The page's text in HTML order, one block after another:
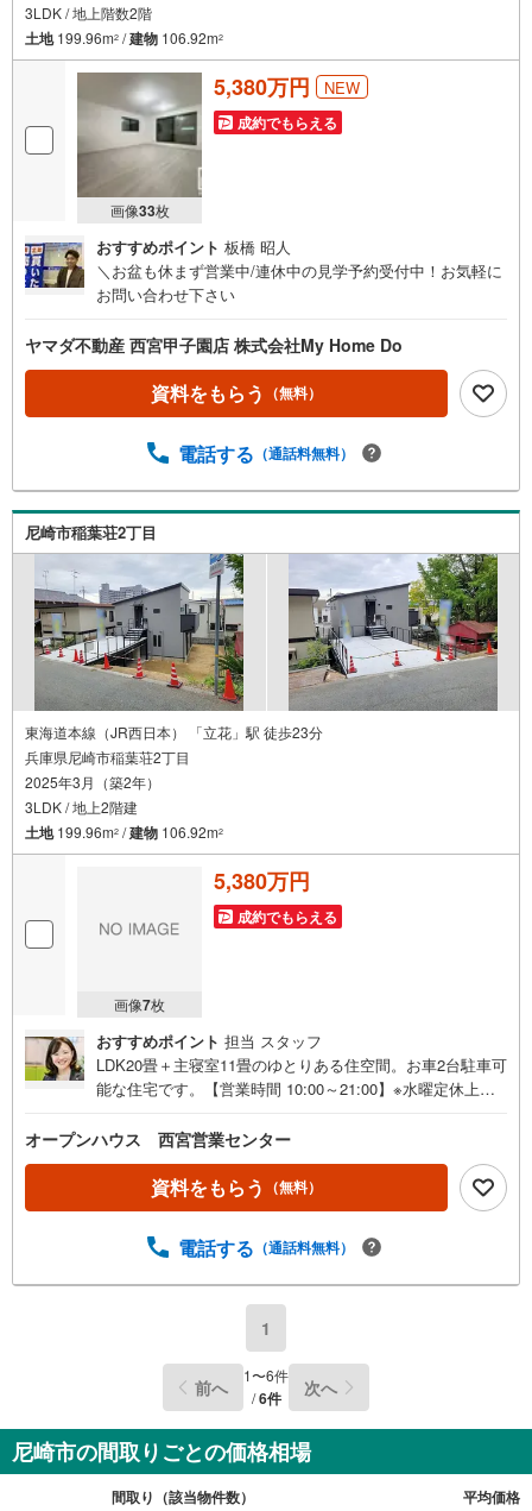
3LDK / 地上階数2階
土地199.96m2 /建物 106.92m2
画像33枚
5,380万円 NEW
成約でもらえる
おすすめポイント 板橋 昭人
＼お盆も休まず営業中/連休中の見学予約受付中！お気軽に
お問い合わせ下さい
ヤマダ不動産 西宮甲子園店 株式会社My Home Do
資料をもらう （無料）
電話する （通話料無料）
尼崎市稲葉荘2丁目
東海道本線（JR西日本） 「立花」駅 徒歩23分
兵庫県尼崎市稲葉荘2丁目
2025年3月（築2年）
3LDK / 地上2階建
土地199.96m2 /建物 106.92m2
画像7枚
5,380万円
成約でもらえる
おすすめポイント 担当 スタッフ
LDK20畳＋主寝室11畳のゆとりある住空間。お車2台駐車可
能な住宅です。【営業時間 10:00～21:00】※水曜定休上記
にご連絡ください！現地を見学される場合は「室内・現地
を見学する（無料）」ボタンよりご希望の日時をご記入い
ただけますとスムーズにご案内が可能です。◎現地のご案
内について・平日や夜遅い時間帯もご案内が可能 ※定休日
たします。・車でご自宅や最寄り駅等、ご指定の場所まで
個別FP相談会 無料物件のご紹介だけでなく住宅ローン・
資金のご相談、まずは家探しについて話を聞きたいという
方も大歓迎です！年間8000棟以上の限定物件を発表してい
るオープンハウスだから出会える物件が多数ございます。
ぜひお気軽にご連絡・ご相談ください！※限定物件:当社の
ンハウス・ディベロップメントの物件
オープンハウス 西宮営業センター
資料をもらう （無料）
電話する （通話料無料）
1
前へ 1〜6件
/6件 次へ
尼崎市の間取りごとの価格相場
間取り（該当物件数） 平均価格